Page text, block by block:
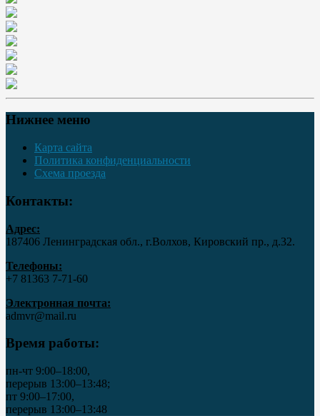
Нижнее меню
Карта сайта
Политика конфиденциальности
Схема проезда
Контакты:
Адрес:
187406 Ленинградская обл., г.Волхов, Кировский пр., д.32.
Телефоны:
+7 81363 7‑71-60
Электронная почта:
admvr@mail.ru
Время работы:
пн-чт 9:00–18:00,
перерыв 13:00–13:48;
пт 9:00–17:00,
перерыв 13:00–13:48